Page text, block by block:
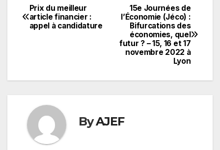
Navigation
de
15e Journées de
l’Économie (Jéco) :
Bifurcations des
économies, quel
futur ? – 15, 16 et 17
novembre 2022 à
Lyon
Prix du meilleur
article financier :
appel à candidature
ByAJEF